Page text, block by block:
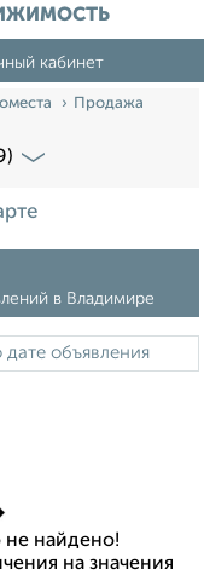
кабинет
Продажа
в Владимире
не найдено!
на значения